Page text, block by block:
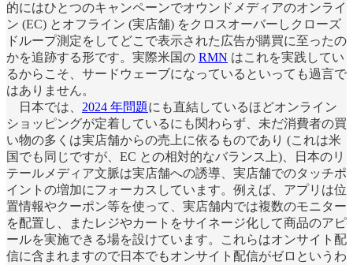
的にはひとつのキャンペーンでオウンドメディアのオンライ
ン (EC) とオフライン (実店舗) をクロスオーバーしクローズ
ドループ測定をしてどこで表示された広告が購買に至ったの
かを追跡する形です。実際米国の RMN はこれを実践してい
るからこそ、サードウェーブになっているといっても過言で
はありません。
日本では、 2024 年問題にも直結しているほどオンライン
ショッピングが定着しているにも関わらず、未だ消費者の買
い物の多くは実店舗からの売上に依るものであり (これは米
国でも同じですが、EC との相対的なバランス上)、日本のリ
テールメディア文脈は実店舗への誘導、実店舗でのタッチポ
イントの増加にフォーカスしています。例えば、アプリは位
置情報やクーポン等を使って、実店舗内では複数のモニター
を配置し、またレジやカートをサイネージ化して商品のアピ
ールを実施できる場を設けています。これらはオンサイト配
信に含まれますので日本でもオンサイト配信がゼロというわ